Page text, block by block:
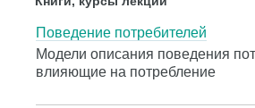
Поведение потребителей
Модели описания поведения
влияющие на потребление